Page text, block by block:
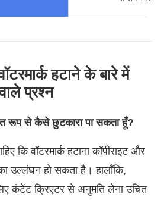
हटाने के बारे में
प्रश्न
रूप से कैसे छुटकारा पा सकता हूँ?
कि वॉटरमार्क हटाना कॉपीराइट और
का उल्लंघन हो सकता है। हालाँकि,
कंटेंट क्रिएटर से अनुमति लेना उचित